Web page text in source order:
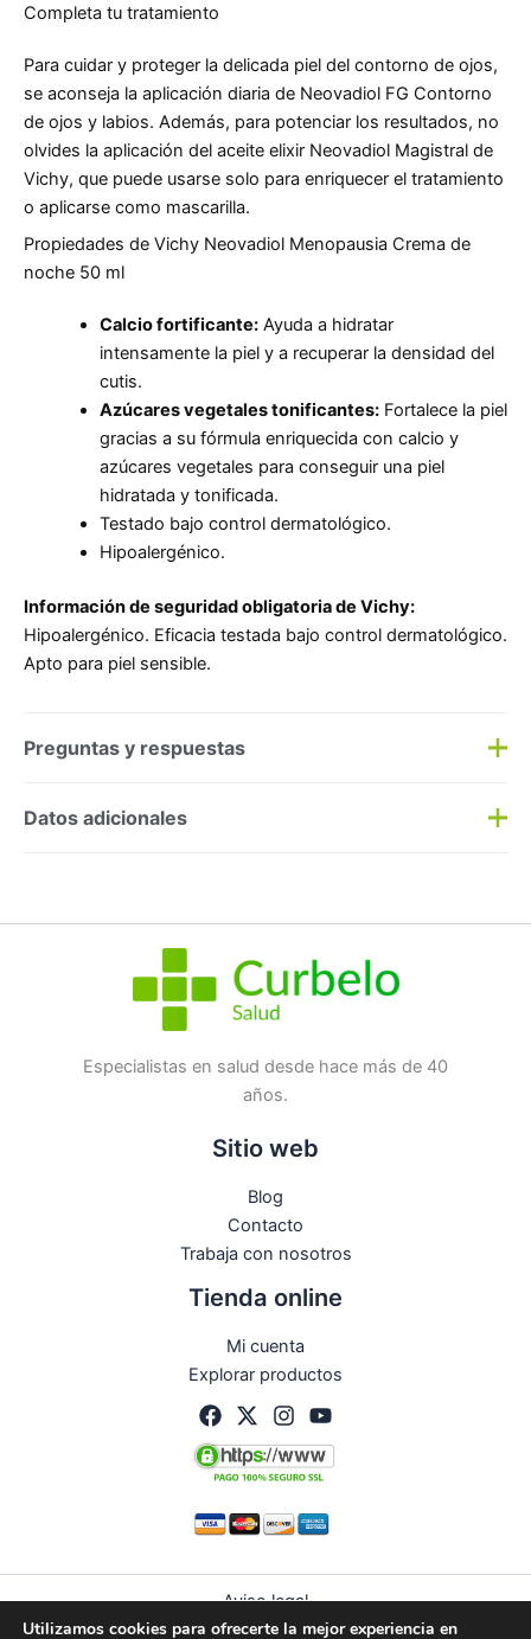
Completa tu tratamiento
Para cuidar y proteger la delicada piel del contorno de ojos,
se aconseja la aplicación diaria de Neovadiol FG Contorno
de ojos y labios. Además, para potenciar los resultados, no
olvides la aplicación del aceite elixir Neovadiol Magistral de
Vichy, que puede usarse solo para enriquecer el tratamiento
o aplicarse como mascarilla.
Propiedades de Vichy Neovadiol Menopausia Crema de
noche 50 ml
Calcio fortificante:Ayuda a hidratar
intensamente la piel y a recuperar la densidad del
cutis.
Azúcares vegetales tonificantes:Fortalece la piel
gracias a su fórmula enriquecida con calcio y
azúcares vegetales para conseguir una piel
hidratada y tonificada.
Testado bajo control dermatológico.
Hipoalergénico.
Información de seguridad obligatoria de Vichy:
Hipoalergénico. Eficacia testada bajo control dermatológico.
Apto para piel sensible.
Preguntas y respuestas
Preguntas y respuestas
No hay preguntas todavía
Datos adicionales
Especialistas en salud desde hace más de 40
años.
Sitio web
Blog
Contacto
Trabaja con nosotros
Tienda online
Mi cuenta
Explorar productos
Aviso legal
Política de privacidad
Utilizamos cookies para ofrecerte la mejor experiencia en